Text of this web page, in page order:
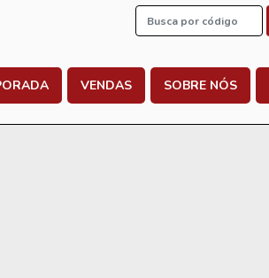
VENDAS SOBRE NÓS